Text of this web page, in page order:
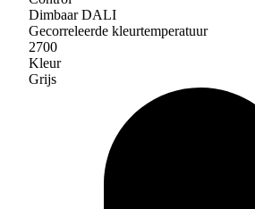
Dimbaar DALI
Gecorreleerde kleurtemperatuur
2700
Kleur
Grijs